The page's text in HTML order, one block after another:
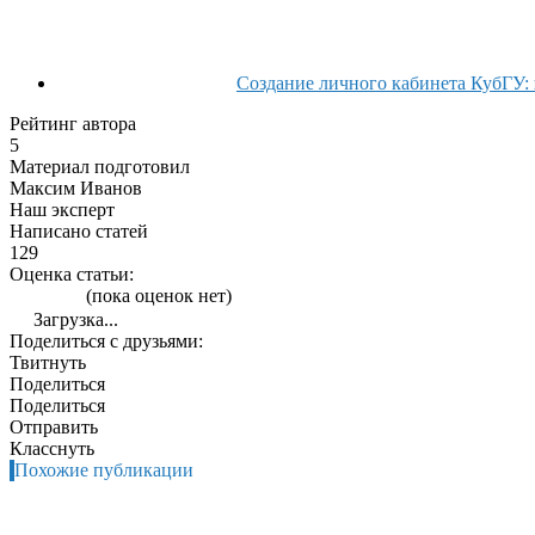
Создание личного кабинета
Рейтинг автора
5
Материал подготовил
Максим Иванов
Наш эксперт
Написано статей
129
Оценка статьи:
(пока оценок нет)
Загрузка...
Поделиться с друзьями:
Твитнуть
Поделиться
Поделиться
Отправить
Класснуть
Похожие публикации